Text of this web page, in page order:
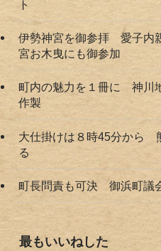
ト
伊勢神宮を御参拝 愛子内
宮お木曳にも御参加
町内の魅力を１冊に 神川
作製
大仕掛けは８時45分から
る
町長問責も可決 御浜町議
最もいいねした